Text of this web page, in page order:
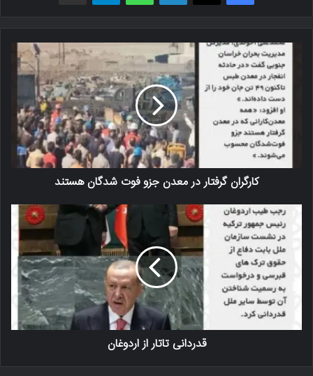
کارگران گرفتار در معدن جزو فوت شدگان هستند
قدردانی تاتار از اردوغان